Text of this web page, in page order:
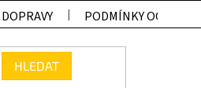
PODMÍNKY
HLEDAT